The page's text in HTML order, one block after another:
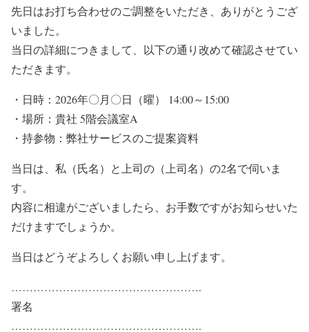
先日はお打ち合わせのご調整をいただき、ありがとうござ
いました。
当日の詳細につきまして、以下の通り改めて確認させてい
ただきます。
・日時：2026年〇月〇日（曜） 14:00～15:00
・場所：貴社 5階会議室A
・持参物：弊社サービスのご提案資料
当日は、私（氏名）と上司の（上司名）の2名で伺いま
す。
内容に相違がございましたら、お手数ですがお知らせいた
だけますでしょうか。
当日はどうぞよろしくお願い申し上げます。
…………………………………………….
署名
…………………………………………….